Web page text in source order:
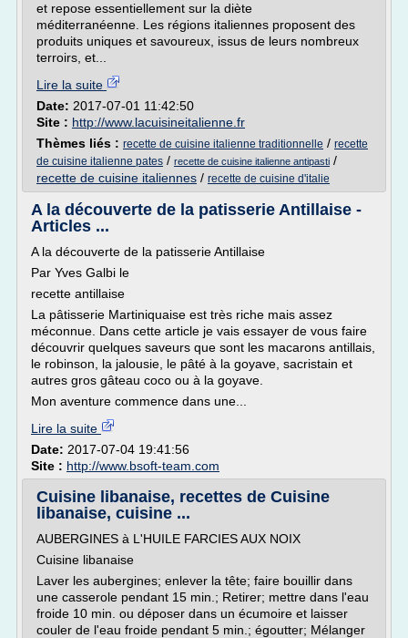
et repose essentiellement sur la diète
méditerranéenne. Les régions italiennes proposent des
produits uniques et savoureux, issus de leurs nombreux
terroirs, et...
Lire la suite
Date: 2017-07-01 11:42:50
Site : http://www.lacuisineitalienne.fr
Thèmes liés : recette de cuisine italienne traditionnelle / recette
de cuisine italienne pates / recette de cuisine italienne antipasti /
recette de cuisine italiennes / recette de cuisine d'italie
A la découverte de la patisserie Antillaise -
Articles ...
A la découverte de la patisserie Antillaise
Par Yves Galbi le
recette antillaise
La pâtisserie Martiniquaise est très riche mais assez
méconnue. Dans cette article je vais essayer de vous faire
découvrir quelques saveurs que sont les macarons antillais,
le robinson, la jalousie, le pâté à la goyave, sacristain et
autres gros gâteau coco ou à la goyave.
Mon aventure commence dans une...
Lire la suite
Date: 2017-07-04 19:41:56
Site : http://www.bsoft-team.com
Cuisine libanaise, recettes de Cuisine
libanaise, cuisine ...
AUBERGINES à L'HUILE FARCIES AUX NOIX
Cuisine libanaise
Laver les aubergines; enlever la tête; faire bouillir dans
une casserole pendant 15 min.; Retirer; mettre dans l'eau
froide 10 min. ou déposer dans un écumoire et laisser
couler de l'eau froide pendant 5 min.; égoutter; Mélanger